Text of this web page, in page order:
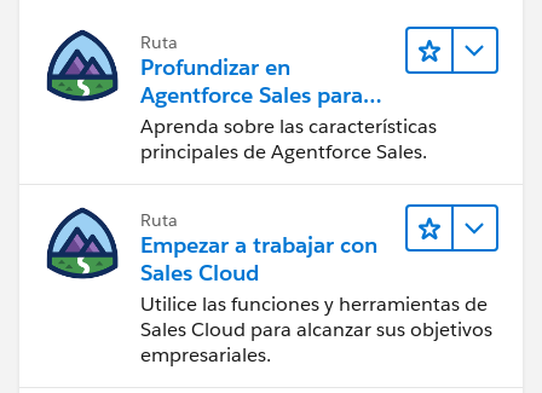
Ruta
Profundizar en
Agentforce Sales para
administradores
Aprenda sobre las características
principales de Agentforce Sales.
Ruta
Empezar a trabajar con
Sales Cloud
Utilice las funciones y herramientas de
Sales Cloud para alcanzar sus objetivos
empresariales.